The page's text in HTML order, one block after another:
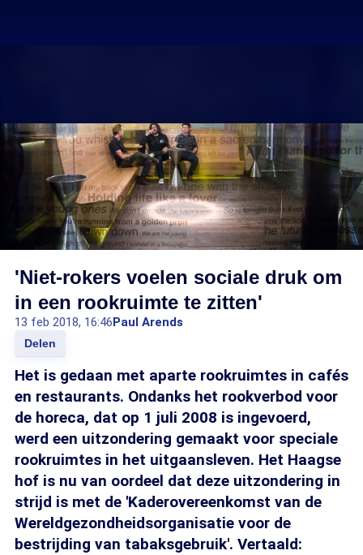
'Niet-rokers voelen sociale druk om
in een rookruimte te zitten'
13 feb 2018, 16:46Paul Arends
Delen
Het is gedaan met aparte rookruimtes in cafés
en restaurants. Ondanks het rookverbod voor
de horeca, dat op 1 juli 2008 is ingevoerd,
werd een uitzondering gemaakt voor speciale
rookruimtes in het uitgaansleven. Het Haagse
hof is nu van oordeel dat deze uitzondering in
strijd is met de 'Kaderovereenkomst van de
Wereldgezondheidsorganisatie voor de
bestrijding van tabaksgebruik'. Vertaald: